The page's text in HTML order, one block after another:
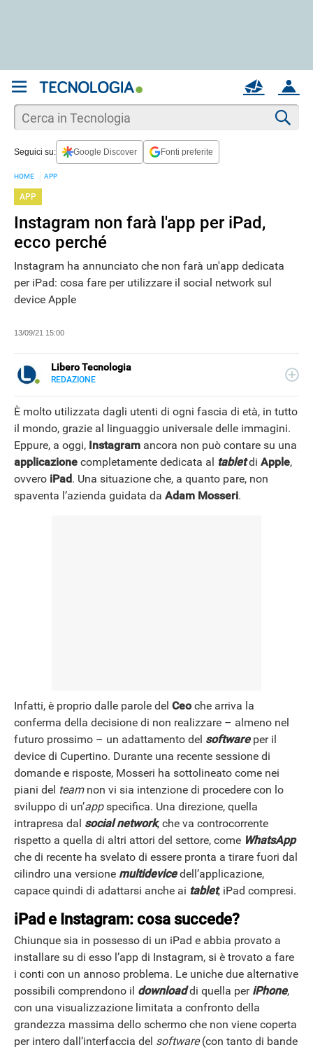
ACCOUNT
MAIL
Seguici su: Google Discover Fonti preferite
HOME APP
APP
Instagram non farà l'app per iPad,
ecco perché
Instagram ha annunciato che non farà un'app dedicata
per iPad: cosa fare per utilizzare il social network sul
device Apple
13/09/21 15:00
Libero Tecnologia
REDAZIONE
tendenze dal mondo tech, approfondimenti, guide e
tutorial, per un pubblico di principianti e di esperti, di
utenti privati, di PMI e professionisti. Qui trovate i nostri
articoli sul mondo Android e Apple, app e social, audio e
video, smartphone e wearable, domotica e gadget.
È molto utilizzata dagli utenti di ogni fascia di età, in tutto
il mondo, grazie al linguaggio universale delle immagini.
Eppure, a oggi, Instagram ancora non può contare su una
applicazione completamente dedicata al tabletdi Apple,
ovvero iPad. Una situazione che, a quanto pare, non
spaventa l’azienda guidata da Adam Mosseri.
Infatti, è proprio dalle parole del Ceoche arriva la
conferma della decisione di non realizzare – almeno nel
futuro prossimo – un adattamento del softwareper il
device di Cupertino. Durante una recente sessione di
domande e risposte, Mosseri ha sottolineato come nei
piani del teamnon vi sia intenzione di procedere con lo
sviluppo di un’appspecifica. Una direzione, quella
intrapresa dal social network, che va controcorrente
rispetto a quella di altri attori del settore, come WhatsApp
che di recente ha svelato di essere pronta a tirare fuori dal
cilindro una versione multidevicedell’applicazione,
capace quindi di adattarsi anche ai tablet, iPad compresi.
iPad e Instagram: cosa succede?
Chiunque sia in possesso di un iPad e abbia provato a
installare su di esso l’app di Instagram, si è trovato a fare
i conti con un annoso problema. Le uniche due alternative
possibili comprendono il downloaddi quella per iPhone,
con una visualizzazione limitata a confronto della
grandezza massima dello schermo che non viene coperta
per intero dall’interfaccia del software(con tanto di bande